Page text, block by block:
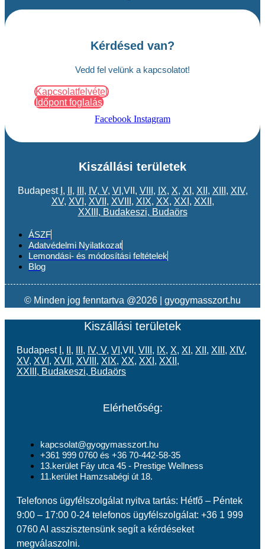
Kérdésed van?
Vedd fel velünk a kapcsolatot!
Kapcsolatfelvétel
Időpont foglalás
Facebook Instagram
Kiszállási területek
Budapest , , , IV, V, VI ,VII, VIII , IX, X, XI , XII , XIII , XIV,
XV, XVI , XVII , XVIII , XIX, XX, XXI , XXII ,
XXIII , Budakeszi, Budaörs
ÁSZF
Adatvédelmi Nyilatkozat
Lemondási- és módosítási feltételek
Blog
© Minden jog fenntartva @2026 | gyogymasszort.hu
Kiszállási területek
Budapest , , , IV, V, VI ,VII, VIII , IX, X, XI , XII , XIII , XIV,
XV, XVI , XVII , XVIII , XIX, XX, XXI , XXII ,
XXIII , Budakeszi, Budaörs
Elérhetőség:
kapcsolat@gyogymasszort.hu
+361 999 0760 és +36 70-442-58-35
13.kerület Fáy utca 45 - Prestige Wellness
11.kerület Hamzsabégi út 18.
Telefonos ügyfélszolgálat nyitva tartás: Hétfő – Péntek
9:00 – 17:00 0-24 telefonos ügyfélszolgálat: +36 1 999
0760 AI asszisztensünk segít a kérdéseket
megválaszolni.